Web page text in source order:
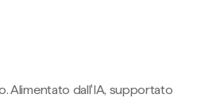
Alimentato dall'IA, supportato